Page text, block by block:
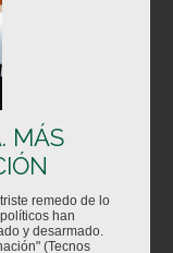
MÁS
remedo de lo
han
y desarmado.
(Tecnos